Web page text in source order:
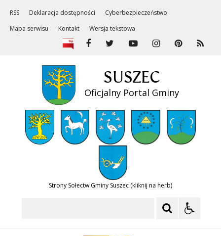
RSS Deklaracja dostępności
Cyberbezpieczeństwo
Mapa serwisu
Kontakt Wersja tekstowa
SUSZEC
Oficjalny Portal Gminy
Strony Sołectw Gminy Suszec (kliknij na herb)